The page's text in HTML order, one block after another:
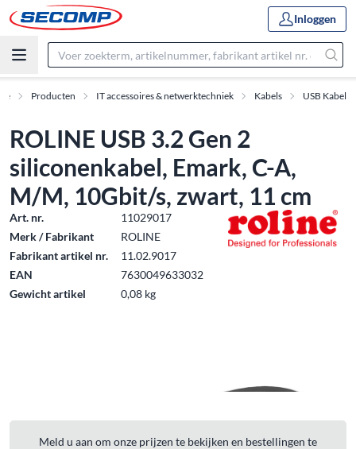
Inloggen
Producten IT accessoires & netwerktechniek Kabels USB Kabel
ROLINE USB 3.2 Gen 2
siliconenkabel, Emark, C-A,
M/M, 10Gbit/s, zwart, 11 cm
Art. nr.
11029017
Merk / Fabrikant
ROLINE
Fabrikant artikel nr.
11.02.9017
EAN
7630049633032
Gewicht artikel
0,08 kg
Meld u aan om onze prijzen te bekijken en bestellingen te